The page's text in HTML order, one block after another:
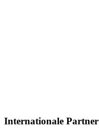
Internationale Partner